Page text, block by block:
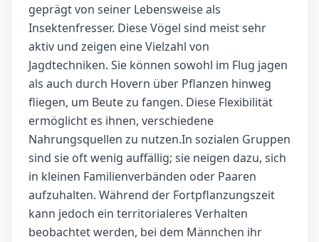
geprägt von seiner Lebensweise als
Insektenfresser. Diese Vögel sind meist sehr
aktiv und zeigen eine Vielzahl von
Jagdtechniken. Sie können sowohl im Flug jagen
als auch durch Hovern über Pflanzen hinweg
fliegen, um Beute zu fangen. Diese Flexibilität
ermöglicht es ihnen, verschiedene
Nahrungsquellen zu nutzen.In sozialen Gruppen
sind sie oft wenig auffällig; sie neigen dazu, sich
in kleinen Familienverbänden oder Paaren
aufzuhalten. Während der Fortpflanzungszeit
kann jedoch ein territorialeres Verhalten
beobachtet werden, bei dem Männchen ihr